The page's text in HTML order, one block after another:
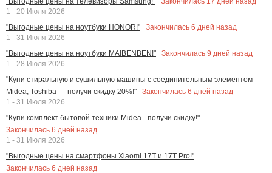
1 - 20 Июля 2026
"Выгодные цены на ноутбуки HONOR!"
Закончилась 6 дней назад
1 - 31 Июля 2026
"Выгодные цены на ноутбуки MAIBENBEN!"
Закончилась 9 дней назад
1 - 28 Июля 2026
"Купи стиральную и сушильную машины с соединительным элементом
Midea, Toshiba — получи скидку 20%!"
Закончилась 6 дней назад
1 - 31 Июля 2026
"Купи комплект бытовой техники Midea - получи скидку!"
Закончилась 6 дней назад
1 - 31 Июля 2026
"Выгодные цены на смартфоны Xiaomi 17T и 17T Pro!"
Закончилась 6 дней назад